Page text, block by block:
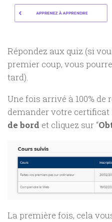
Répondez aux quiz (si
premier coup, vous
tard).
Une fois arrivé à 100% de
demander votre certificat
de bord et cliquez sur “
La première fois, cela